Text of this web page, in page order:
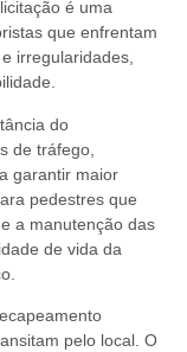
é uma
que enfrentam
irregularidades,
do
de tráfego,
garantir maior
pedestres que
a manutenção das
de vida da
pelo local. O